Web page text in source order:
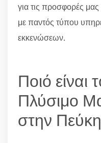
για τις προσφορές
με παντός τύπου
εκκενώσεων.
Ποιό είναι
Πλύσιμο
στην